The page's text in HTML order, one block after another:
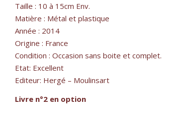
Taille : 10 à 15cm Env.
Matière : Métal et plastique
Année : 2014
Origine : France
Condition : Occasion sans boite et complet.
Etat: Excellent
Editeur: Hergé – Moulinsart
Livre n°2 en option